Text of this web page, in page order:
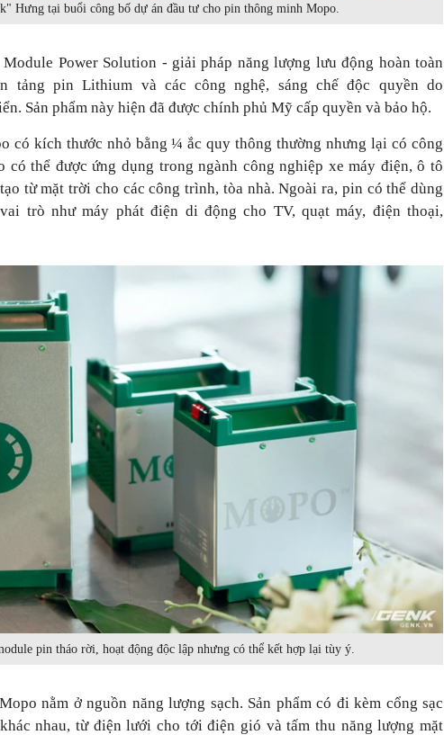
Hưng tại buổi công bố dự án đầu tư cho pin thông minh Mopo.
Power Solution - giải pháp năng lượng lưu động hoàn toàn
tảng pin Lithium và các công nghệ, sáng chế độc quyền do
Sản phẩm này hiện đã được chính phủ Mỹ cấp quyền và bảo hộ.
có kích thước nhỏ bằng ¼ ắc quy thông thường nhưng lại có công
có thể được ứng dụng trong ngành công nghiệp xe máy điện, ô tô
từ mặt trời cho các công trình, tòa nhà. Ngoài ra, pin có thể dùng
trò như máy phát điện di động cho TV, quạt máy, điện thoại,
pin tháo rời, hoạt động độc lập nhưng có thể kết hợp lại tùy ý.
nằm ở nguồn năng lượng sạch. Sản phẩm có đi kèm cổng sạc
nhau, từ điện lưới cho tới điện gió và tấm thu năng lượng mặt